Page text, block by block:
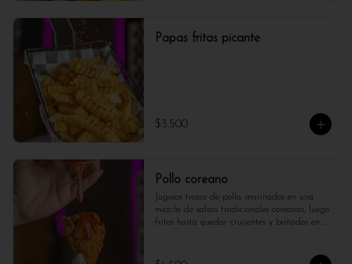
Papas fritas picante
$3.500
Pollo coreano
Jugosos trozos de pollo, marinados en una
mezcla de salsas tradicionales coreanas, luego
fritos hasta quedar crujientes y bañados en